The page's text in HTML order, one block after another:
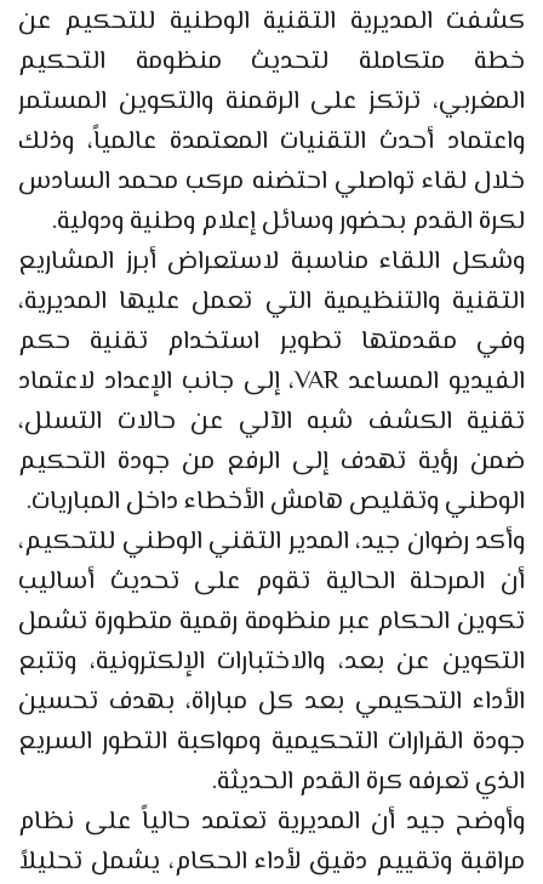
كشفت المديرية التقنية الوطنية للتحكيم عن
خطة متكاملة لتحديث منظومة التحكيم
المغربي، ترتكز على الرقمنة والتكوين المستمر
واعتماد أحدث التقنيات المعتمدة عالمياً، وذلك
خلال لقاء تواصلي احتضنه مركب محمد السادس
لكرة القدم بحضور وسائل إعلام وطنية ودولية.
وشكل اللقاء مناسبة لاستعراض أبرز المشاريع
التقنية والتنظيمية التي تعمل عليها المديرية،
وفي مقدمتها تطوير استخدام تقنية حكم
الفيديو المساعد VAR، إلى جانب الإعداد لاعتماد
تقنية الكشف شبه الآلي عن حالات التسلل،
ضمن رؤية تهدف إلى الرفع من جودة التحكيم
الوطني وتقليص هامش الأخطاء داخل المباريات.
وأكد رضوان جيد، المدير التقني الوطني للتحكيم،
أن المرحلة الحالية تقوم على تحديث أساليب
تكوين الحكام عبر منظومة رقمية متطورة تشمل
التكوين عن بعد، والاختبارات الإلكترونية، وتتبع
الأداء التحكيمي بعد كل مباراة، بهدف تحسين
جودة القرارات التحكيمية ومواكبة التطور السريع
الذي تعرفه كرة القدم الحديثة.
وأوضح جيد أن المديرية تعتمد حالياً على نظام
مراقبة وتقييم دقيق لأداء الحكام، يشمل تحليلاً